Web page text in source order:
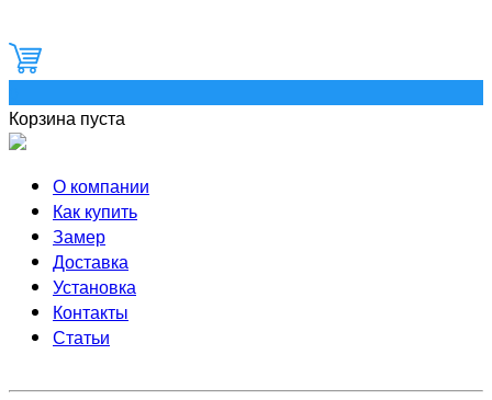
Корзина пуста
О компании
Как купить
Замер
Доставка
Установка
Контакты
Статьи